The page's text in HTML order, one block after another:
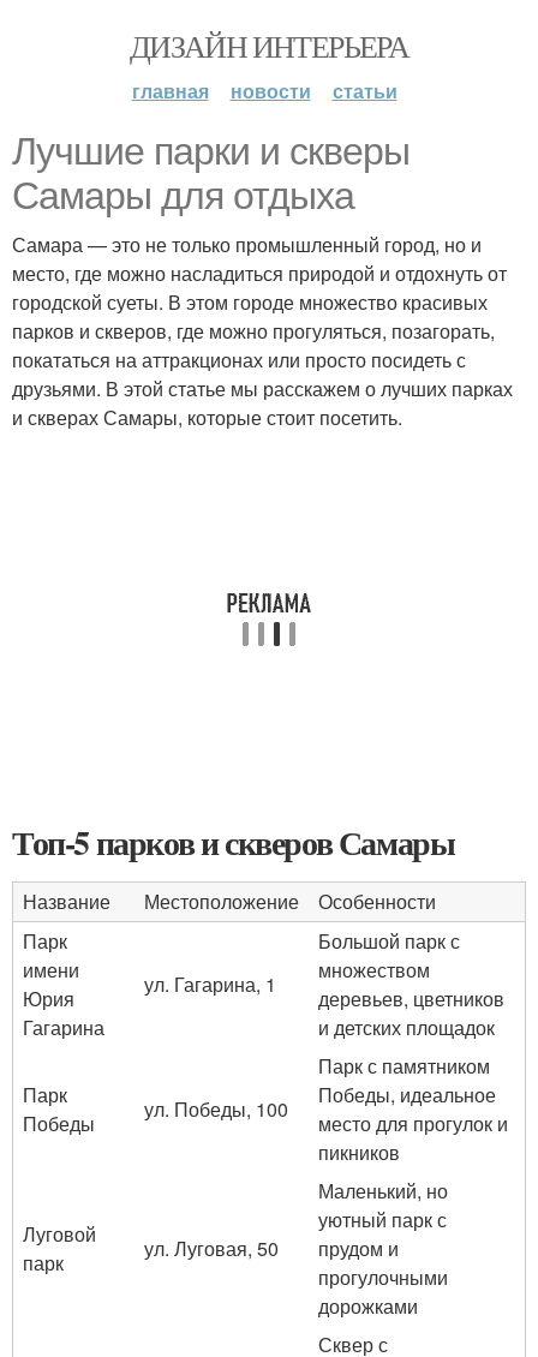
ДИЗАЙН ИНТЕРЬЕРА
главная новости статьи
Лучшие парки и скверы
Самары для отдыха
Самара — это не только промышленный город, но и
место, где можно насладиться природой и отдохнуть от
городской суеты. В этом городе множество красивых
парков и скверов, где можно прогуляться, позагорать,
покататься на аттракционах или просто посидеть с
друзьями. В этой статье мы расскажем о лучших парках
и скверах Самары, которые стоит посетить.
Топ-5 парков и скверов Самары
Название Местоположение
Особенности
Парк
имени
Юрия
Гагарина
ул. Гагарина, 1
Большой парк с
множеством
деревьев, цветников
и детских площадок
Парк
Победы
ул. Победы, 100
Парк с памятником
Победы, идеальное
место для прогулок и
пикников
Луговой
парк
ул. Луговая, 50
Маленький, но
уютный парк с
прудом и
прогулочными
дорожками
Сквер с